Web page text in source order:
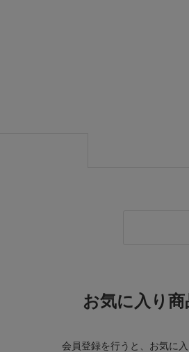
お気に入り
会員登録を行うと、お気に